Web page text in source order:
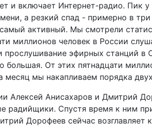
и включает Интернет-радио. Пик у
а резкий спад - примерно в
активный. Мы смотрели
миллионов человек в России
прослушивание эфирных станций в
большая. От этих пятнадцати
месяц мы накапливаем порядка
Алексей Анисахаров и Дмитрий
радийщики. Спустя время к ним
Дорофеев сейчас возглавляет